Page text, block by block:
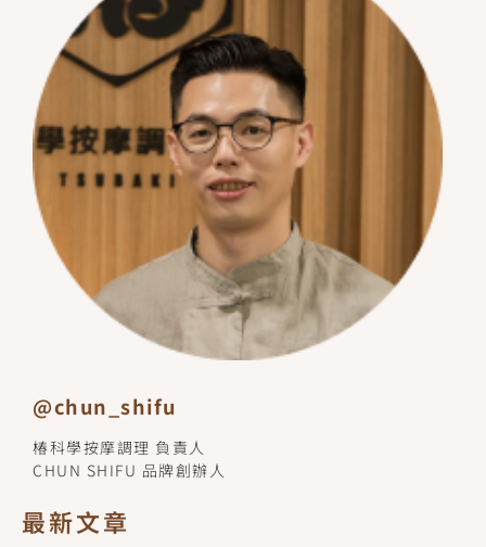
@chun_shifu
椿科學按摩調理 負責人
CHUN SHIFU 品牌創辦人
最新文章